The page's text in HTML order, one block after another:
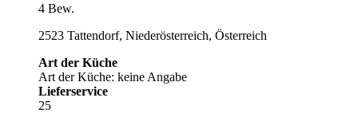
4 Bew.
2523 Tattendorf, Niederösterreich, Österreich
Art der Küche
Art der Küche: keine Angabe
Lieferservice
25